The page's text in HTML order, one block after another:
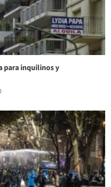
para inquilinos y